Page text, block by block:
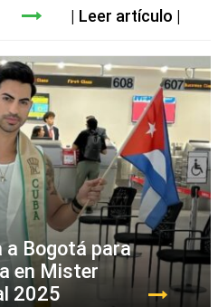
Leer artículo
a Bogotá para
en Mister
2025